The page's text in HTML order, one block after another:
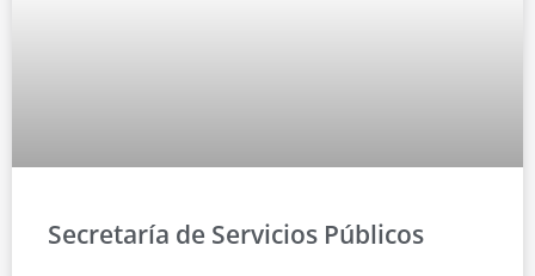
Secretaría de Servicios Públicos